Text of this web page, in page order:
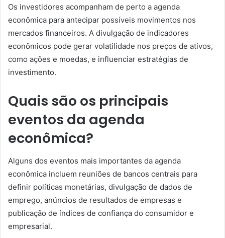
Os investidores acompanham de perto a agenda
econômica para antecipar possíveis movimentos nos
mercados financeiros. A divulgação de indicadores
econômicos pode gerar volatilidade nos preços de ativos,
como ações e moedas, e influenciar estratégias de
investimento.
Quais são os principais
eventos da agenda
econômica?
Alguns dos eventos mais importantes da agenda
econômica incluem reuniões de bancos centrais para
definir políticas monetárias, divulgação de dados de
emprego, anúncios de resultados de empresas e
publicação de índices de confiança do consumidor e
empresarial.